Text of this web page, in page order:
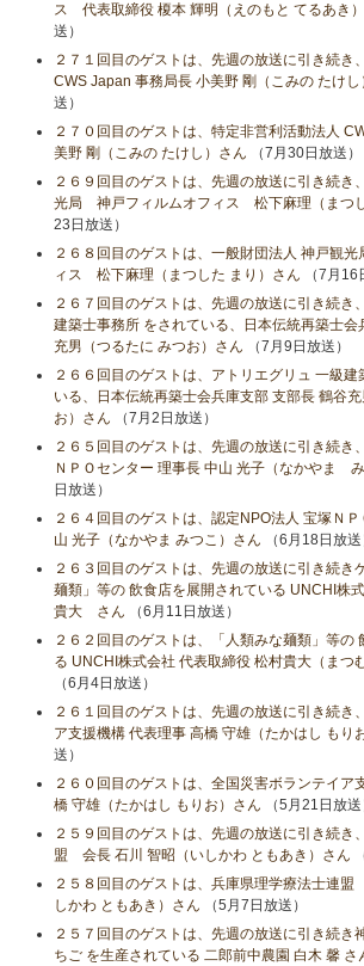
ス 代表取締役 榎本 輝明（えのもと てるあき
送）
２７１回目のゲストは、先週の放送に引き続き
CWS Japan 事務局長 小美野 剛（こみの たけし
送）
２７０回目のゲストは、特定非営利活動法人
美野 剛（こみの たけし）さん （7月30日放送）
２６９回目のゲストは、先週の放送に引き続き
光局 神戸フィルムオフィス 松下麻理（まつ
23日放送）
２６８回目のゲストは、一般財団法人 神戸観
ィス 松下麻理（まつした まり）さん （7月16
２６７回目のゲストは、先週の放送に引き続き
建築士事務所 をされている、日本伝統再築士会
充男（つるたに みつお）さん （7月9日放送）
２６６回目のゲストは、アトリエグリュ 一級建
いる、日本伝統再築士会兵庫支部 支部長 鶴谷
お）さん （7月2日放送）
２６５回目のゲストは、先週の放送に引き続き
ＮＰＯセンター 理事長 中山 光子（なかやま
日放送）
２６４回目のゲストは、認定NPO法人 宝塚Ｎ
山 光子（なかやま みつこ）さん （6月18日放送
２６３回目のゲストは、先週の放送に引き続き
麺類」等の 飲食店を展開されている UNCHI株
貴大 さん （6月11日放送）
２６２回目のゲストは、「人類みな麺類」等の
る UNCHI株式会社 代表取締役 松村貴大（まつ
（6月4日放送）
２６１回目のゲストは、先週の放送に引き続き
ア支援機構 代表理事 高橋 守雄（たかはし もり
送）
２６０回目のゲストは、全国災害ボランテイア
橋 守雄（たかはし もりお）さん （5月21日放送
２５９回目のゲストは、先週の放送に引き続き
盟 会長 石川 智昭（いしかわ ともあき）さん
２５８回目のゲストは、兵庫県理学療法士連
しかわ ともあき）さん （5月7日放送）
２５７回目のゲストは、先週の放送に引き続き
ちご を生産されている 二郎前中農園 白木 馨 さ